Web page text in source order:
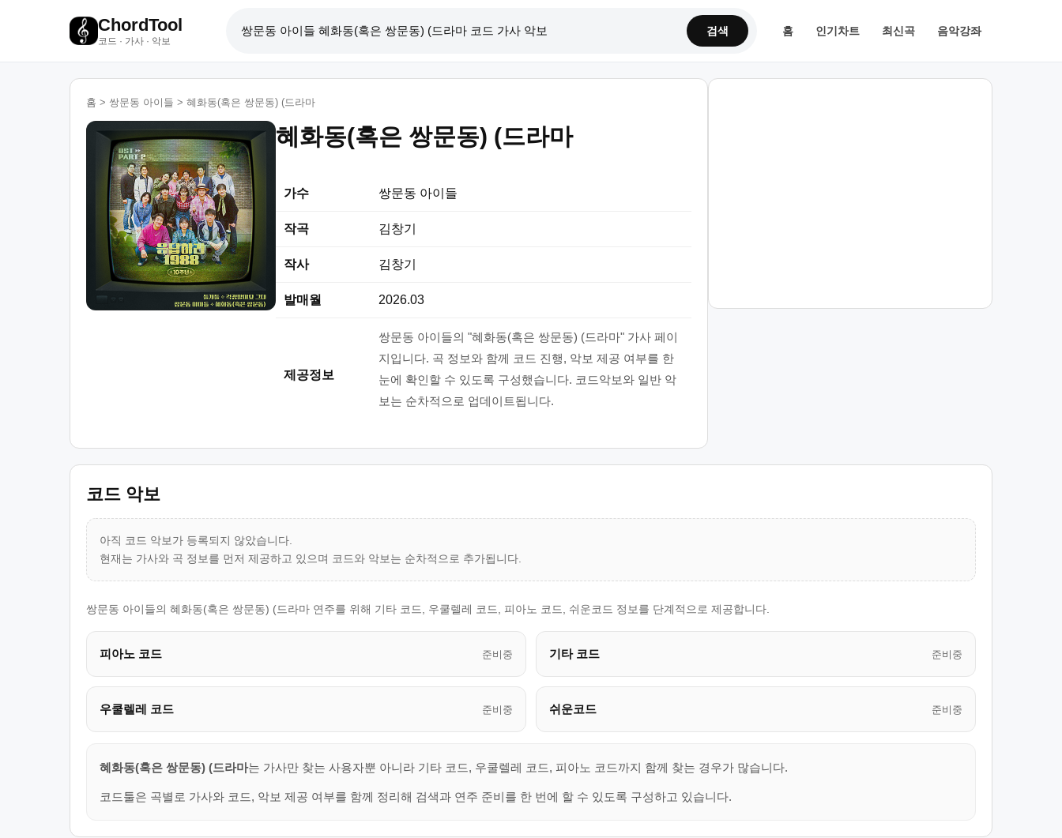
ChordTool
코드 · 가사 · 악보
검색 홈 인기차트 최신곡 음악강좌
홈 > 쌍문동 아이들 > 혜화동(혹은 쌍문동) (드라마
혜화동(혹은 쌍문동) (드라마
가수 쌍문동 아이들
작곡 김창기
작사 김창기
발매월 2026.03
제공정보
쌍문동 아이들의 "혜화동(혹은 쌍문동) (드라마" 가사 페이
지입니다. 곡 정보와 함께 코드 진행, 악보 제공 여부를 한
눈에 확인할 수 있도록 구성했습니다. 코드악보와 일반 악
보는 순차적으로 업데이트됩니다.
코드 악보
아직 코드 악보가 등록되지 않았습니다.
현재는 가사와 곡 정보를 먼저 제공하고 있으며 코드와 악보는 순차적으로 추가됩니다.
쌍문동 아이들의 혜화동(혹은 쌍문동) (드라마 연주를 위해 기타 코드, 우쿨렐레 코드, 피아노 코드, 쉬운코드 정보를 단계적으로 제공합니다.
피아노 코드 준비중 기타 코드 준비중
우쿨렐레 코드 준비중 쉬운코드 준비중
혜화동(혹은 쌍문동) (드라마는 가사만 찾는 사용자뿐 아니라 기타 코드, 우쿨렐레 코드, 피아노 코드까지 함께 찾는 경우가 많습니다.
코드툴은 곡별로 가사와 코드, 악보 제공 여부를 함께 정리해 검색과 연주 준비를 한 번에 할 수 있도록 구성하고 있습니다.